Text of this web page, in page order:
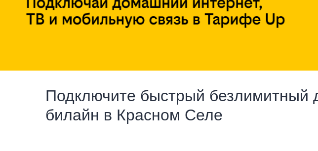
Подключите быстрый
билайн в Красном Селе